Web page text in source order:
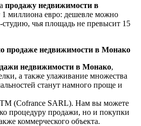
продажу недвижимости в
1 миллиона евро: дешевле можно
чья площадь не превысит 15
продаже недвижимости в Монако
недвижимости в Монако,
а также улаживание множества
станут намного проще и
(Cofrance SARL). Нам вы можете
процедуру продажи, но и покупки
коммерческого объекта.